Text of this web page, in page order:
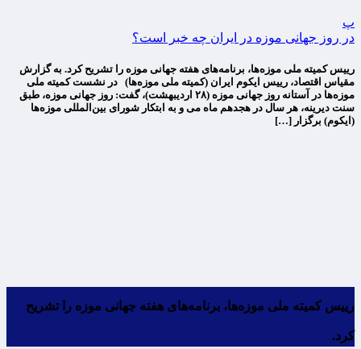
پ
در روز جهانی موزه در ایران چه خبر است؟
رییس کمیته ملی موزه‌ها، برنامه‌های هفته جهانی موزه را تشریح کرد. به گزارش
مقیاس اقتصاد، رییس ایکوم ایران (کمیته ملی موزه‌ها) در نشست کمیته ملی
موزه‌ها در آستانه روز جهانی موزه (۲۸ اردیبهشت)، گفت: روز جهانی موزه، طبق
سنت دیرینه، هر سال در هجدهم ماه می و به ابتکار شورای بین‌المللی موزه‌ها
(ایکوم) برگزار […]
رییس کمیته ملی موزه‌ها، برنامه‌های هفته جهانی موزه را تشریح
کرد.